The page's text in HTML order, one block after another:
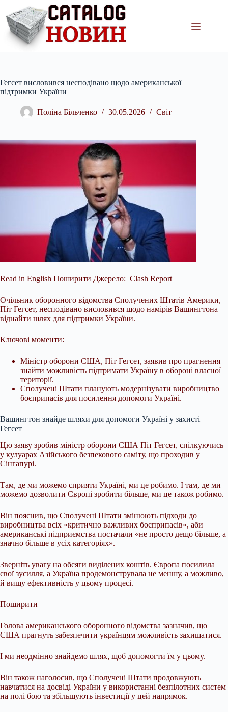
вмісту
Гегсет висловився несподівано щодо американської
підтримки України
Поліна Більченко 30.05.2026 Світ
Read in English Поширити Джерело: Clash Report
Очільник оборонного відомства Сполучених Штатів Америки,
Піт Гегсет, несподівано висловився щодо намірів Вашингтона
віднайти шлях для підтримки України.
Ключові моменти:
Міністр оборони США, Піт Гегсет, заявив про прагнення
знайти можливість підтримати Україну в обороні власної
території.
Сполучені Штати планують модернізувати виробництво
боєприпасів для посилення допомоги Україні.
Вашингтон знайде шляхи для допомоги Україні у захисті —
Гегсет
Цю заяву зробив міністр оборони США Піт Гегсет, спілкуючись
у кулуарах Азійського безпекового саміту, що проходив у
Сінгапурі.
Там, де ми можемо сприяти Україні, ми це робимо. І там, де ми
можемо дозволити Європі зробити більше, ми це також робимо.
Він пояснив, що Сполучені Штати змінюють підходи до
виробництва всіх «критично важливих боєприпасів», аби
американські підприємства постачали «не просто дещо більше, а
значно більше в усіх категоріях».
Зверніть увагу на обсяги виділених коштів. Європа посилила
свої зусилля, а Україна продемонструвала не меншу, а можливо,
й вищу ефективність у цьому процесі.
Поширити
Голова американського оборонного відомства зазначив, що
США прагнуть забезпечити українцям можливість захищатися.
І ми неодмінно знайдемо шлях, щоб допомогти їм у цьому.
Він також наголосив, що Сполучені Штати продовжують
навчатися на досвіді України у використанні безпілотних систем
на полі бою та збільшують інвестиції у цей напрямок.